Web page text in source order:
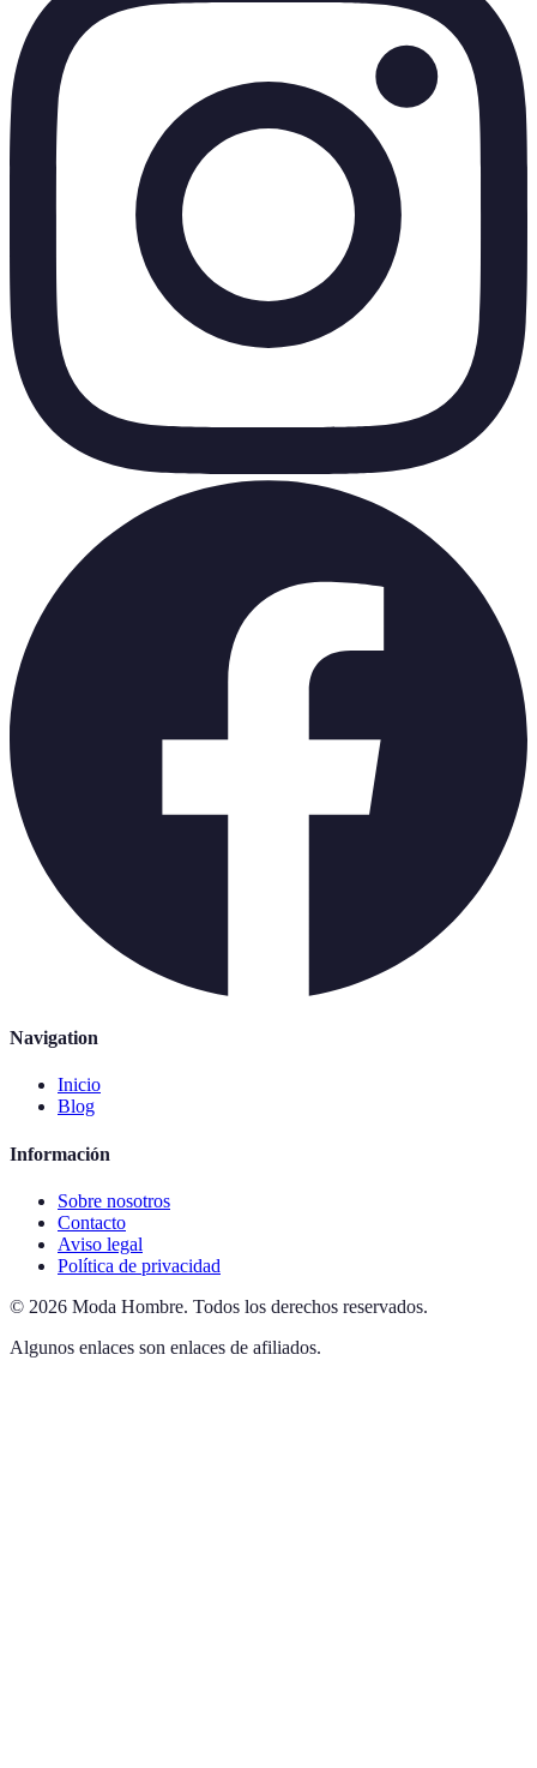
Navigation
Inicio
Blog
Información
Sobre nosotros
Contacto
Aviso legal
Política de privacidad
© 2026 Moda Hombre. Todos los derechos reservados.
Algunos enlaces son enlaces de afiliados.